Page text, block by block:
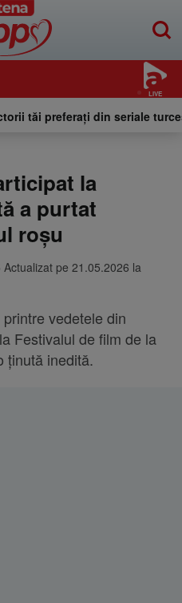
LIVE
tăi preferați din seriale
la
a purtat
roșu
pe 21.05.2026 la
vedetele din
Festivalul de film de la
ținută inedită.